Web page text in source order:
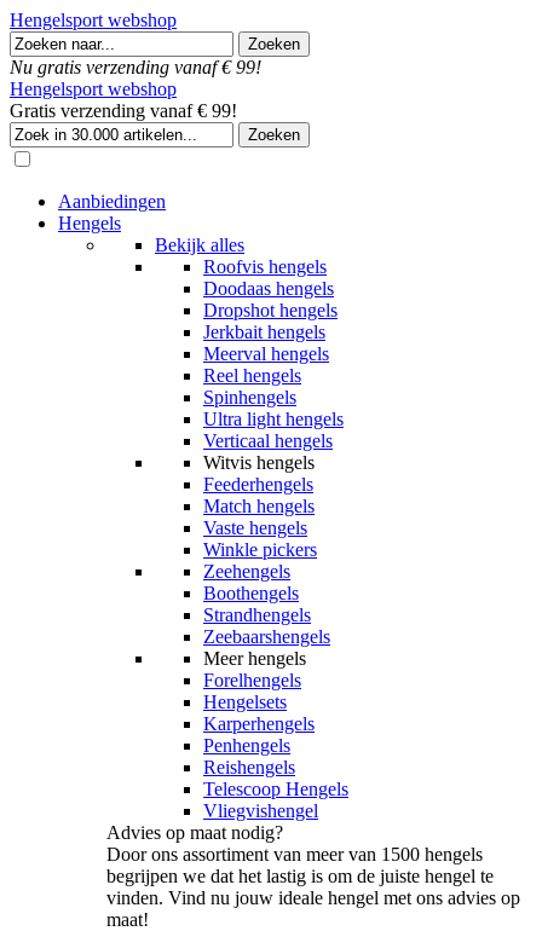
Hengelsport webshop
Nu gratis verzending vanaf € 99!
Hengelsport webshop
Gratis verzending vanaf € 99!
Aanbiedingen
Hengels
Bekijk alles
Roofvis hengels
Doodaas hengels
Dropshot hengels
Jerkbait hengels
Meerval hengels
Reel hengels
Spinhengels
Ultra light hengels
Verticaal hengels
Witvis hengels
Feederhengels
Match hengels
Vaste hengels
Winkle pickers
Zeehengels
Boothengels
Strandhengels
Zeebaarshengels
Meer hengels
Forelhengels
Hengelsets
Karperhengels
Penhengels
Reishengels
Telescoop Hengels
Vliegvishengel
Advies op maat nodig?
Door ons assortiment van meer van 1500 hengels
begrijpen we dat het lastig is om de juiste hengel te
vinden. Vind nu jouw ideale hengel met ons advies op
maat!